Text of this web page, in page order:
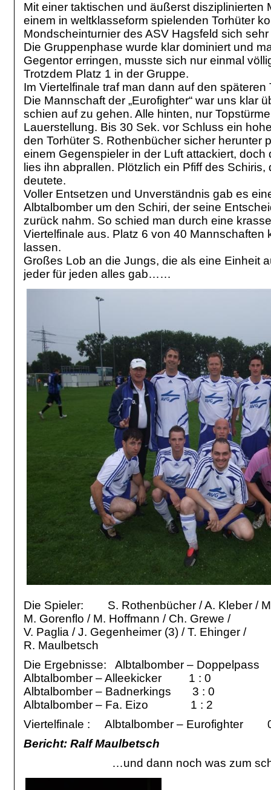
Mit einer taktischen und äußerst disziplinierten
einem in weltklasseform spielenden Torhüter
Mondscheinturnier des ASV Hagsfeld sich
Die Gruppenphase wurde klar dominiert und
Gegentor erringen, musste sich nur einmal
Trotzdem Platz 1 in der Gruppe.
Im Viertelfinale traf man dann auf den späteren
Die Mannschaft der „Eurofighter“ war uns klar
schien auf zu gehen. Alle hinten, nur
Lauerstellung. Bis 30 Sek. vor Schluss ein
den Torhüter S. Rothenbücher sicher herunter
einem Gegenspieler in der Luft attackiert,
lies ihn abprallen. Plötzlich ein Pfiff des
deutete.
Voller Entsetzen und Unverständnis gab es
Albtalbomber um den Schiri, der seine
zurück nahm. So schied man durch eine
Viertelfinale aus. Platz 6 von 40 Mannschaften
lassen.
Großes Lob an die Jungs, die als eine Einheit
jeder für jeden alles gab……
Die Spieler: S. Rothenbücher / A. Kleber /
M. Gorenflo / M. Hoffmann / Ch. Grewe /
V. Paglia / J. Gegenheimer (3) / T. Ehinger /
R. Maulbetsch
Die Ergebnisse: Albtalbomber –
Albtalbomber – Alleekicker 1 : 0
Albtalbomber – Badnerkings 3 : 0
Albtalbomber – Fa. Eizo 1 : 2
Viertelfinale : Albtalbomber – Eurofighter 0
Bericht: Ralf Maulbetsch
…und dann noch was zum